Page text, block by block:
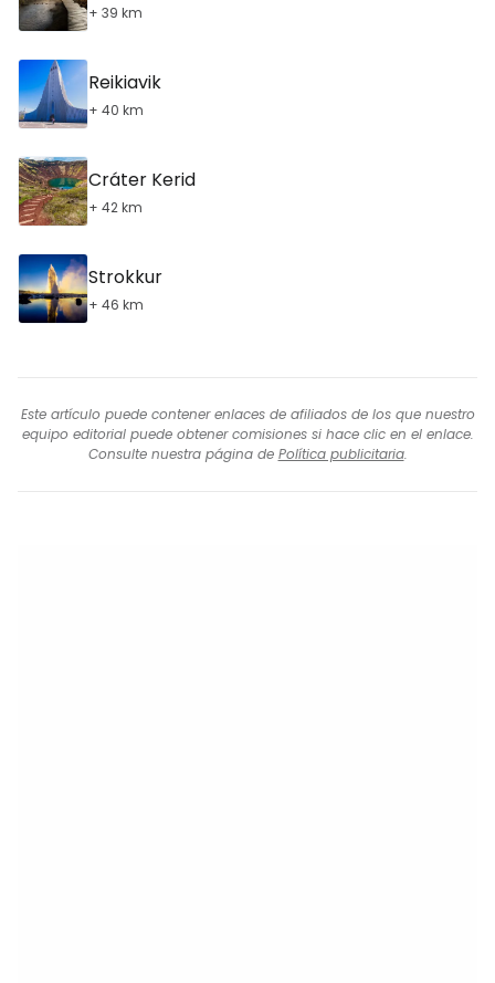
+ 39 km
Reikiavik
+ 40 km
Cráter Kerid
+ 42 km
Strokkur
+ 46 km
Este artículo puede contener enlaces de afiliados de los que nuestro
equipo editorial puede obtener comisiones si hace clic en el enlace.
Consulte nuestra página de Política publicitaria.